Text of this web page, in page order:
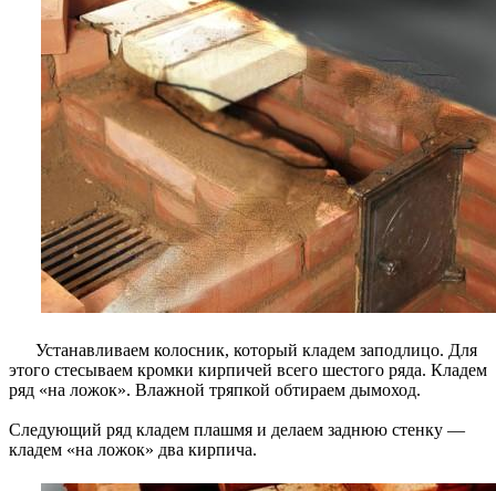
Устанавливаем колосник, который кладем заподлицо. Для
этого стесываем кромки кирпичей всего шестого ряда. Кладем
ряд «на ложок». Влажной тряпкой обтираем дымоход.
Следующий ряд кладем плашмя и делаем заднюю стенку —
кладем «на ложок» два кирпича.